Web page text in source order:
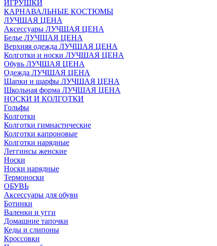
ИГРУШКИ
КАРНАВАЛЬНЫЕ КОСТЮМЫ
ЛУЧШАЯ ЦЕНА
Аксессуары ЛУЧШАЯ ЦЕНА
Белье ЛУЧШАЯ ЦЕНА
Верхняя одежда ЛУЧШАЯ ЦЕНА
Колготки и носки ЛУЧШАЯ ЦЕНА
Обувь ЛУЧШАЯ ЦЕНА
Одежда ЛУЧШАЯ ЦЕНА
Шапки и шарфы ЛУЧШАЯ ЦЕНА
Школьная форма ЛУЧШАЯ ЦЕНА
НОСКИ И КОЛГОТКИ
Гольфы
Колготки
Колготки гимнастические
Колготки капроновые
Колготки нарядные
Леггинсы женские
Носки
Носки нарядные
Термоноски
ОБУВЬ
Аксессуары для обуви
Ботинки
Валенки и угги
Домашние тапочки
Кеды и слипоны
Кроссовки